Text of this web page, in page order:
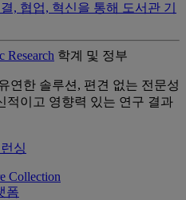
, 협업, 혁신을 통해 도서관 기
Research 학계 및 정부
연한 솔루션, 편견 없는 전문성
적이고 영향력 있는 연구 결과
싱
Collection
폼